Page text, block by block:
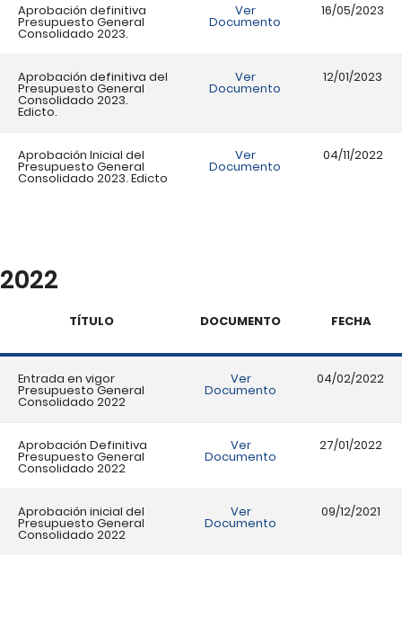
Aprobación definitiva
Presupuesto General
Consolidado 2023.
Ver
Documento
16/05/2023
Aprobación definitiva del
Presupuesto General
Consolidado 2023.
Edicto.
Ver
Documento
12/01/2023
Aprobación Inicial del
Presupuesto General
Consolidado 2023. Edicto
Ver
Documento
04/11/2022
2022
TÍTULO DOCUMENTO FECHA
Entrada en vigor
Presupuesto General
Consolidado 2022
Ver
Documento
04/02/2022
Aprobación Definitiva
Presupuesto General
Consolidado 2022
Ver
Documento
27/01/2022
Aprobación inicial del
Presupuesto General
Consolidado 2022
Ver
Documento
09/12/2021